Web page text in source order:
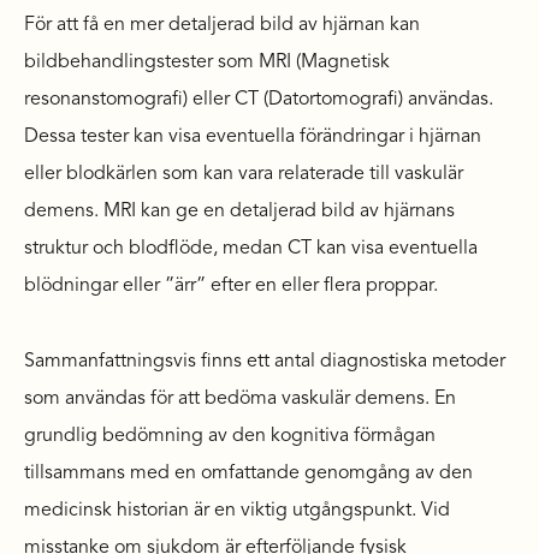
För att få en mer detaljerad bild av hjärnan kan
bildbehandlingstester som MRI (Magnetisk
resonanstomografi) eller CT (Datortomografi) användas.
Dessa tester kan visa eventuella förändringar i hjärnan
eller blodkärlen som kan vara relaterade till vaskulär
demens. MRI kan ge en detaljerad bild av hjärnans
struktur och blodflöde, medan CT kan visa eventuella
blödningar eller ”ärr” efter en eller flera proppar.
Sammanfattningsvis finns ett antal diagnostiska metoder
som användas för att bedöma vaskulär demens. En
grundlig bedömning av den kognitiva förmågan
tillsammans med en omfattande genomgång av den
medicinsk historian är en viktig utgångspunkt. Vid
misstanke om sjukdom är efterföljande fysisk